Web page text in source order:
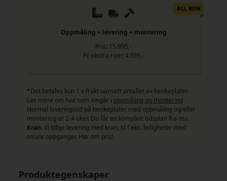
ALL RISK
Oppmåling + levering + montering
Pris: 15.995,-
Pr. ekstra rom: 4.595,-
*Det betales kun 1 x frakt uansett antallet av benkeplater.
Les mere om hva som inngår i oppmåling og montering
Normal leveringstid på benkeplater med oppmåling og/eller
montering er 2-4 uker. Du får en komplett tidsplan fra oss.
Kran: Vi tilbyr levering med kran, til f.eks. leiligheter med
smale oppganger. Hør om pris!
Produktegenskaper